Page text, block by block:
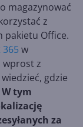
magazynować
z
pakietu Office.
w
wprost z
gdzie
W tym
za